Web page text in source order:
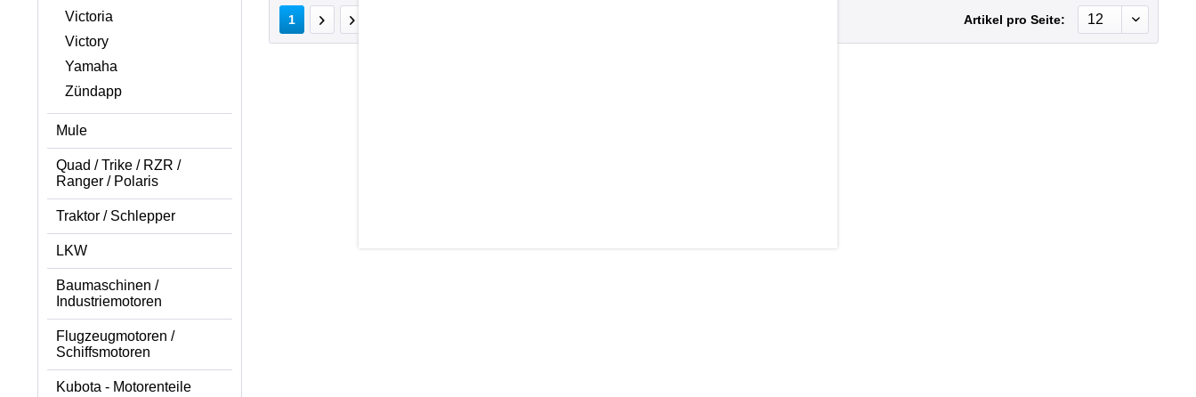
Victoria
Victory
Yamaha
Zündapp
Mule
Quad / Trike / RZR /
Ranger / Polaris
Traktor / Schlepper
LKW
Baumaschinen /
Industriemotoren
Flugzeugmotoren /
Schiffsmotoren
Kubota - Motorenteile
1 Artikel pro Seite: